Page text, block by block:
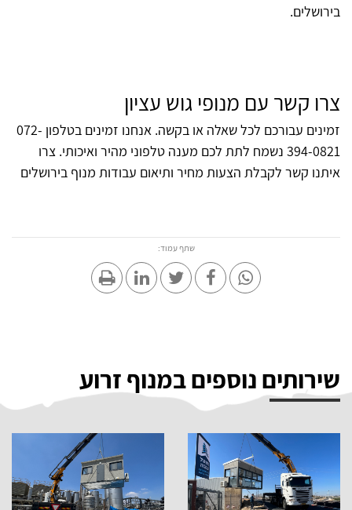
בירושלים.
צרו קשר עם מנופי גוש עציון
זמינים עבורכם לכל שאלה או בקשה. אנחנו זמינים בטלפון 072-
394-0821 נשמח לתת לכם מענה טלפוני מהיר ואיכותי. צרו
איתנו קשר לקבלת הצעות מחיר ותיאום עבודות מנוף בירושלים
שתף עמוד:
שירותים נוספים במנוף זרוע